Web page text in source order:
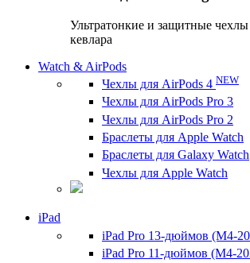
Ультратонкие и защитные
кевлара
Watch & AirPods
Чехлы для AirPods 4 NEW
Чехлы для AirPods Pro 3
Чехлы для AirPods Pro 2
Браслеты для Apple Watch
Браслеты для Galaxy Watch
Чехлы для Apple Watch
iPad
iPad Pro 13-дюймов (M4-
iPad Pro 11-дюймов (M4-